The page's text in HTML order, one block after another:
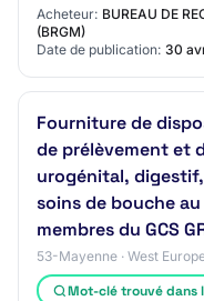
fonction des crit…
Acheteur: BUREAU DE
(BRGM)
Date de publication: 30
Fourniture de
de prélèvement et
urogénital,
soins de bouche
membres du GCS
53-Mayenne · West
Mot-clé trouvé dans